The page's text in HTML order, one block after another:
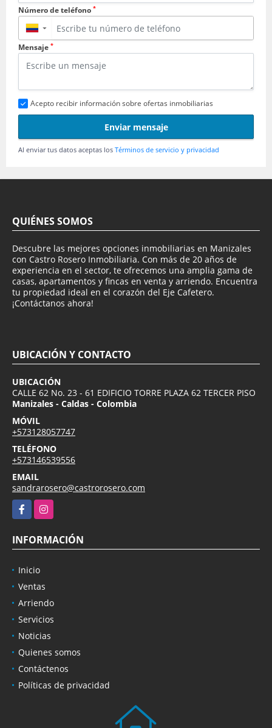
Número de teléfono *
▼
Mensaje *
Acepto recibir información sobre ofertas inmobiliarias
Enviar mensaje
Al enviar tus datos aceptas los Términos de servicio y privacidad
QUIÉNES SOMOS
Descubre las mejores opciones inmobiliarias en Manizales
con Castro Rosero Inmobiliaria. Con más de 20 años de
experiencia en el sector, te ofrecemos una amplia gama de
casas, apartamentos y fincas en venta y arriendo. Encuentra
tu propiedad ideal en el corazón del Eje Cafetero.
¡Contáctanos ahora!
UBICACIÓN Y CONTACTO
UBICACIÓN
CALLE 62 No. 23 - 61 EDIFICIO TORRE PLAZA 62 TERCER PISO
Manizales - Caldas - Colombia
MÓVIL
+573128057747
TELÉFONO
+573146539556
EMAIL
sandrarosero@castrorosero.com
FacebookInstagram
INFORMACIÓN
Inicio
Ventas
Arriendo
Servicios
Noticias
Quienes somos
Contáctenos
Políticas de privacidad